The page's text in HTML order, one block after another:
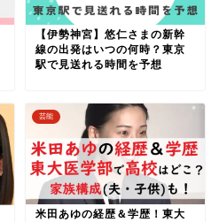
【伊勢神宮】悠仁さまの新幹
線の出発はいつの何時？東京
駅で見送れる時間を予想
芸能
米田あゆの経歴＆学歴！東大